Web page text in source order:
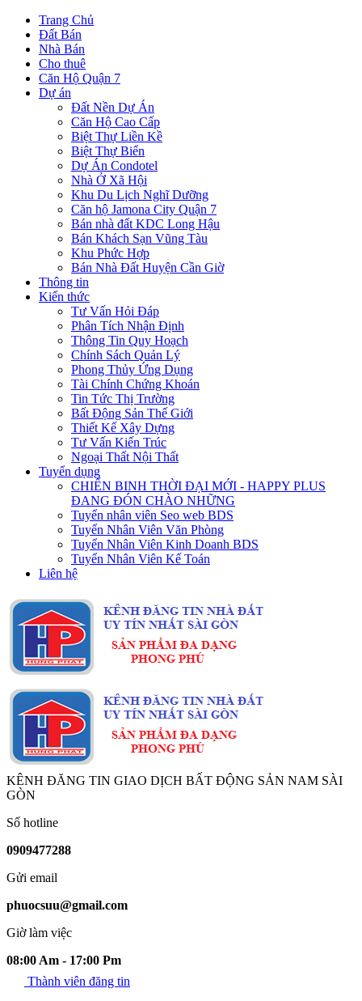
Trang Chủ
Đất Bán
Nhà Bán
Cho thuê
Căn Hộ Quận 7
Dự án
Đất Nền Dự Án
Căn Hộ Cao Cấp
Biệt Thự Liền Kề
Biệt Thự Biển
Dự Án Condotel
Nhà Ở Xã Hội
Khu Du Lịch Nghĩ Dưỡng
Căn hộ Jamona City Quận 7
Bán nhà đất KDC Long Hậu
Bán Khách Sạn Vũng Tàu
Khu Phức Hợp
Bán Nhà Đất Huyện Cần Giờ
Thông tin
Kiến thức
Tư Vấn Hỏi Đáp
Phân Tích Nhận Định
Thông Tin Quy Hoạch
Chính Sách Quản Lý
Phong Thủy Ứng Dụng
Tài Chính Chứng Khoán
Tin Tức Thị Trường
Bất Động Sản Thế Giới
Thiết Kế Xây Dựng
Tư Vấn Kiến Trúc
Ngoại Thất Nội Thất
Tuyển dụng
CHIẾN BINH THỜI ĐẠI MỚI - HAPPY PLUS
ĐANG ĐÓN CHÀO NHỮNG
Tuyển nhân viên Seo web BDS
Tuyển Nhân Viên Văn Phòng
Tuyển Nhân Viên Kinh Doanh BDS
Tuyển Nhân Viên Kế Toán
Liên hệ
KÊNH ĐĂNG TIN GIAO DỊCH BẤT ĐỘNG SẢN NAM SÀI
GÒN
Số hotline
0909477288
Gửi email
phuocsuu@gmail.com
Giờ làm việc
08:00 Am - 17:00 Pm
Thành viên đăng tin